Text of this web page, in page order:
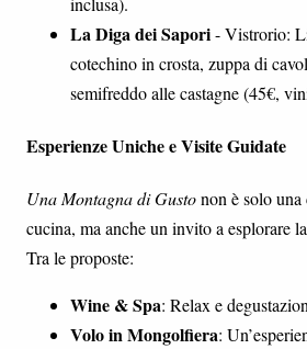
La Diga dei Sapori- Vistrorio:
cotechino in crosta, zuppa di
semifreddo alle castagne (45€,
Esperienze Uniche e Visite Guidate
Una Montagna di Gustonon è solo
cucina, ma anche un invito a esplorare
Tra le proposte:
Wine & Spa: Relax e
Volo in Mongolfiera: